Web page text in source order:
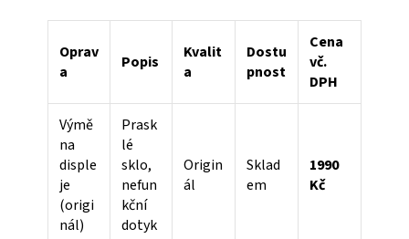
Oprav
a
Popis
Kvalit
a
Dostu
pnost
Cena
vč.
DPH
Výmě
na
disple
je
(origi
nál)
Prask
lé
sklo,
nefun
kční
dotyk
Origin
ál
Sklad
em
1990
Kč